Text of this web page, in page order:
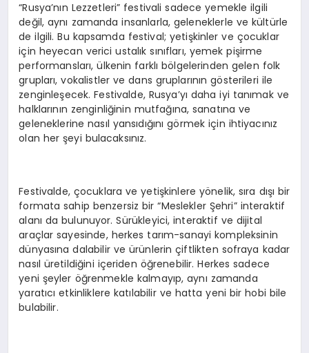
“Rusya’nın Lezzetleri” festivali sadece yemekle ilgili
değil, aynı zamanda insanlarla, geleneklerle ve kültürle
de ilgili. Bu kapsamda festival; yetişkinler ve çocuklar
için heyecan verici ustalık sınıfları, yemek pişirme
performansları, ülkenin farklı bölgelerinden gelen folk
grupları, vokalistler ve dans gruplarının gösterileri ile
zenginleşecek. Festivalde, Rusya’yı daha iyi tanımak ve
halklarının zenginliğinin mutfağına, sanatına ve
geleneklerine nasıl yansıdığını görmek için ihtiyacınız
olan her şeyi bulacaksınız.
Festivalde, çocuklara ve yetişkinlere yönelik, sıra dışı bir
formata sahip benzersiz bir “Meslekler Şehri” interaktif
alanı da bulunuyor. Sürükleyici, interaktif ve dijital
araçlar sayesinde, herkes tarım-sanayi kompleksinin
dünyasına dalabilir ve ürünlerin çiftlikten sofraya kadar
nasıl üretildiğini içeriden öğrenebilir. Herkes sadece
yeni şeyler öğrenmekle kalmayıp, aynı zamanda
yaratıcı etkinliklere katılabilir ve hatta yeni bir hobi bile
bulabilir.